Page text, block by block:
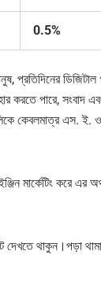
0.5%
প্রতিদিনের
করতে পারে, সংবাদ
কেবলমাত্র
ইঞ্জিন মার্কেটিং
দেখতে থাকুন।পড়া